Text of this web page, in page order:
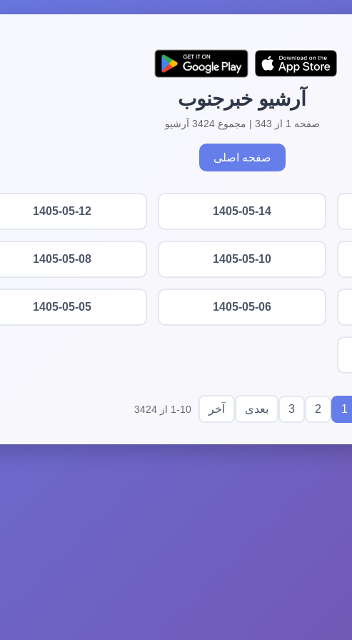
آرشیو خبرجنوب
صفحه 1 از 343 | مجموع 3424 آرشیو
صفحه اصلی
1405-05-14
1405-05-12
1405-05-10
1405-05-08
1405-05-06
1405-05-05
1
2
3 بعدی آخر 1-10 از 3424